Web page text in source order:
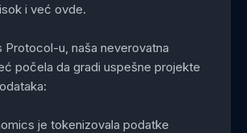
i već ovde.
Protocol-u, naša neverovatna
počela da gradi uspešne projekte
je tokenizovala podatke